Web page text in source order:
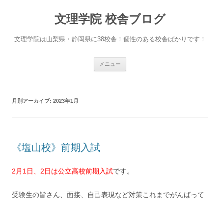
文理学院 校舎ブログ
文理学院は山梨県・静岡県に38校舎！個性のある校舎ばかりです！
メニュー
月別アーカイブ: 2023年1月
《塩山校》前期入試
2月1日、2日は公立高校前期入試です。
受験生の皆さん、面接、自己表現など対策これまでがんばって